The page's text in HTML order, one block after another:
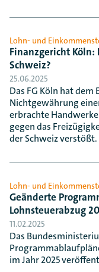
Lohn- und
Finanzgericht
Schweiz?
25.06.2025
Das FG Köln hat dem
Nichtgewährung
erbrachte
gegen das
der Schweiz verstößt.
Lohn- und
Geänderte
Lohnsteuerabzug
11.02.2025
Das
im Jahr 2025